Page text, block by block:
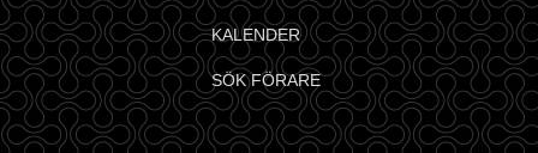
KALENDER
SÖK FÖRARE